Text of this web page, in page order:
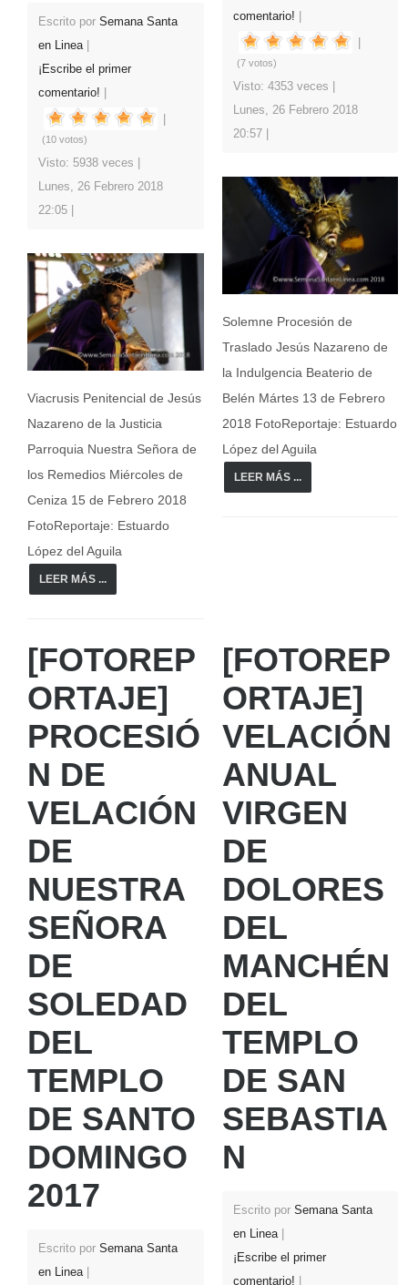
Escrito por Semana Santa
en Linea
¡Escribe el primer
comentario!
(10 votos)
Visto: 5938 veces
Lunes, 26 Febrero 2018
22:05
Viacrusis Penitencial de Jesús
Nazareno de la Justicia
Parroquia Nuestra Señora de
los Remedios Miércoles de
Ceniza 15 de Febrero 2018
FotoReportaje: Estuardo
López del Aguila
LEER MÁS ...
comentario!
(7 votos)
Visto: 4353 veces
Lunes, 26 Febrero 2018
20:57
Solemne Procesión de
Traslado Jesús Nazareno de
la Indulgencia Beaterio de
Belén Mártes 13 de Febrero
2018 FotoReportaje: Estuardo
López del Aguila
LEER MÁS ...
[FOTOREP
ORTAJE]
PROCESIÓ
N DE
VELACIÓN
DE
NUESTRA
SEÑORA
DE
SOLEDAD
DEL
TEMPLO
DE SANTO
DOMINGO
2017
Escrito por Semana Santa
en Linea
[FOTOREP
ORTAJE]
VELACIÓN
ANUAL
VIRGEN
DE
DOLORES
DEL
MANCHÉN
DEL
TEMPLO
DE SAN
SEBASTIA
N
Escrito por Semana Santa
en Linea
¡Escribe el primer
comentario!